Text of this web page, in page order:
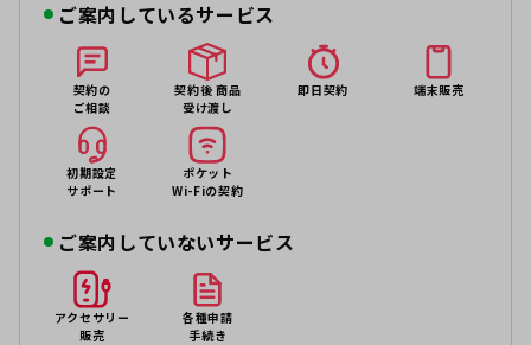
ご案内しているサービス
契約の
ご相談
契約後 商品
受け渡し
即日契約 端末販売
初期設定
サポート
ポケット
Wi-Fiの契約
ご案内していないサービス
アクセサリー
販売
各種申請
手続き